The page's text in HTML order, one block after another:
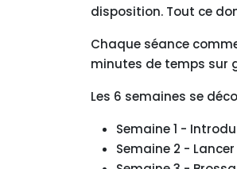
disposition. Tout ce
Chaque séance
minutes de temps sur
Les 6 semaines se
Semaine 1 -
Semaine 2 - Lancer